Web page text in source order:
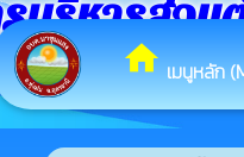
homeเมนูหลัก
บริหารส่วน
งหวัดอุดรธานี